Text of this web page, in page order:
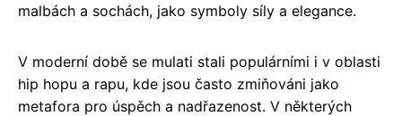
malbách a sochách, jako symboly síly a elegance.
V moderní době se mulati stali populárními i v oblasti
hip hopu a rapu, kde jsou často zmiňováni jako
metafora pro úspěch a nadřazenost. V některých